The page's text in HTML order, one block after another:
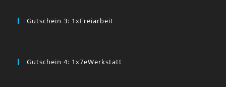
Gutschein 3: 1xFreiarbeit
Gutschein 4: 1x7eWerkstatt